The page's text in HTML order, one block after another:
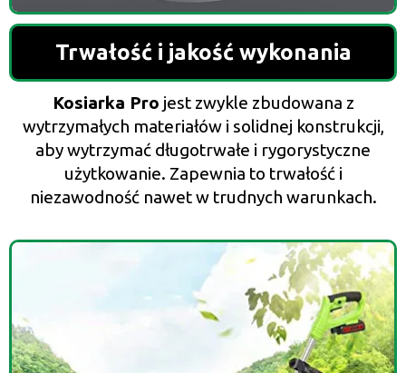
Trwałość i jakość wykonania
Kosiarka Pro jest zwykle zbudowana z
wytrzymałych materiałów i solidnej konstrukcji,
aby wytrzymać długotrwałe i rygorystyczne
użytkowanie. Zapewnia to trwałość i
niezawodność nawet w trudnych warunkach.